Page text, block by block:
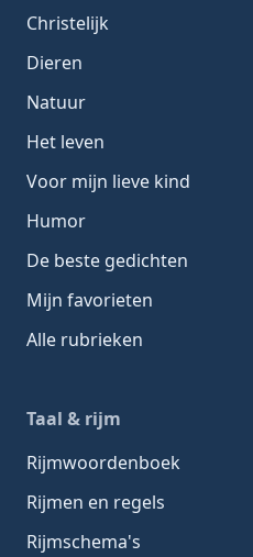
Christelijk
Dieren
Natuur
Het leven
Voor mijn lieve kind
Humor
De beste gedichten
Mijn favorieten
Alle rubrieken
Taal & rijm
Rijmwoordenboek
Rijmen en regels
Rijmschema's